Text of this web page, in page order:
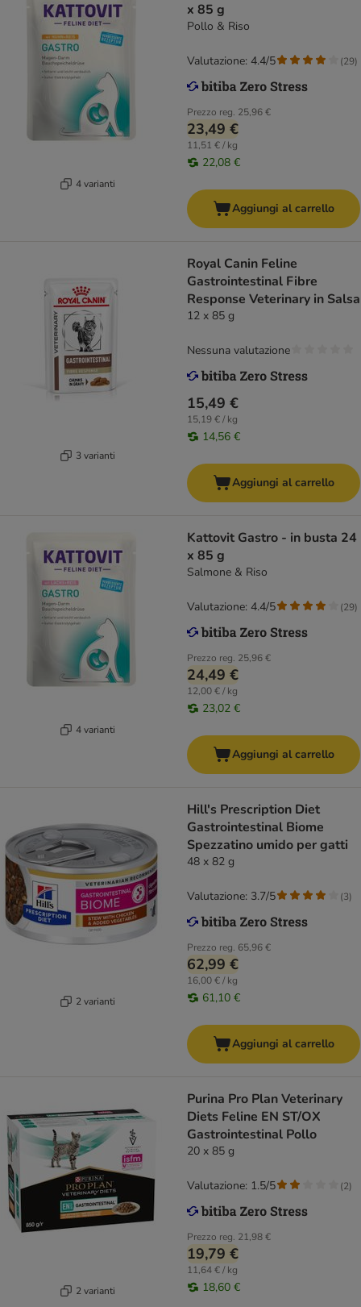
4 varianti
x 85 g
Pollo & Riso
Prezzo reg. 25,96 €
23,49 €
11,51 € / kg
22,08 €
Valutazione: 4.4/5 (29)
Aggiungi al carrello
3 varianti
Royal Canin Feline
Gastrointestinal Fibre
Response Veterinary in Salsa
12 x 85 g
15,49 €
15,19 € / kg
14,56 €
Nessuna valutazione
Aggiungi al carrello
4 varianti
Kattovit Gastro - in busta 24
x 85 g
Salmone & Riso
Prezzo reg. 25,96 €
24,49 €
12,00 € / kg
23,02 €
Valutazione: 4.4/5 (29)
Aggiungi al carrello
2 varianti
Hill's Prescription Diet
Gastrointestinal Biome
Spezzatino umido per gatti
48 x 82 g
Prezzo reg. 65,96 €
62,99 €
16,00 € / kg
61,10 €
Valutazione: 3.7/5 (3)
Aggiungi al carrello
2 varianti
Purina Pro Plan Veterinary
Diets Feline EN ST/OX
Gastrointestinal Pollo
20 x 85 g
Prezzo reg. 21,98 €
19,79 €
11,64 € / kg
18,60 €
Valutazione: 1.5/5 (2)